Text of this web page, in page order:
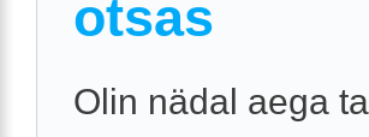
otsas
Olin nädal aega